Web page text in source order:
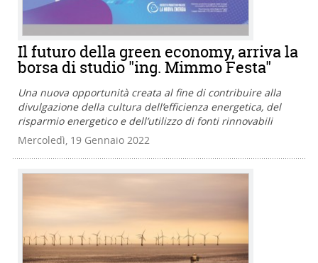
Il futuro della green economy, arriva la
borsa di studio "ing. Mimmo Festa"
Una nuova opportunità creata al fine di contribuire alla
divulgazione della cultura dell’efficienza energetica, del
risparmio energetico e dell’utilizzo di fonti rinnovabili
Mercoledì, 19 Gennaio 2022